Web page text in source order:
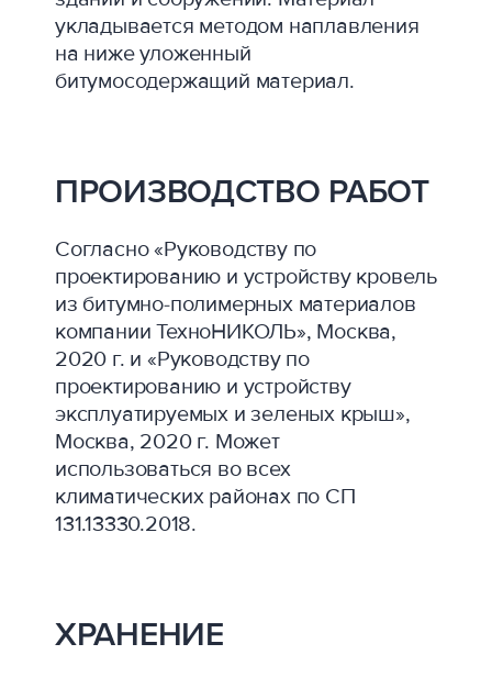
укладывается методом наплавления
на ниже уложенный
битумосодержащий материал.
ПРОИЗВОДСТВО РАБОТ
Согласно «Руководству по
проектированию и устройству кровель
из битумно-полимерных материалов
компании ТехноНИКОЛЬ», Москва,
2020 г. и «Руководству по
проектированию и устройству
эксплуатируемых и зеленых крыш»,
Москва, 2020 г. Может
использоваться во всех
климатических районах по СП
131.13330.2018.
ХРАНЕНИЕ